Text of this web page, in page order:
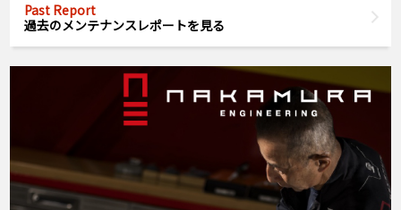
Past Report
過去のメンテナンスレポートを見る